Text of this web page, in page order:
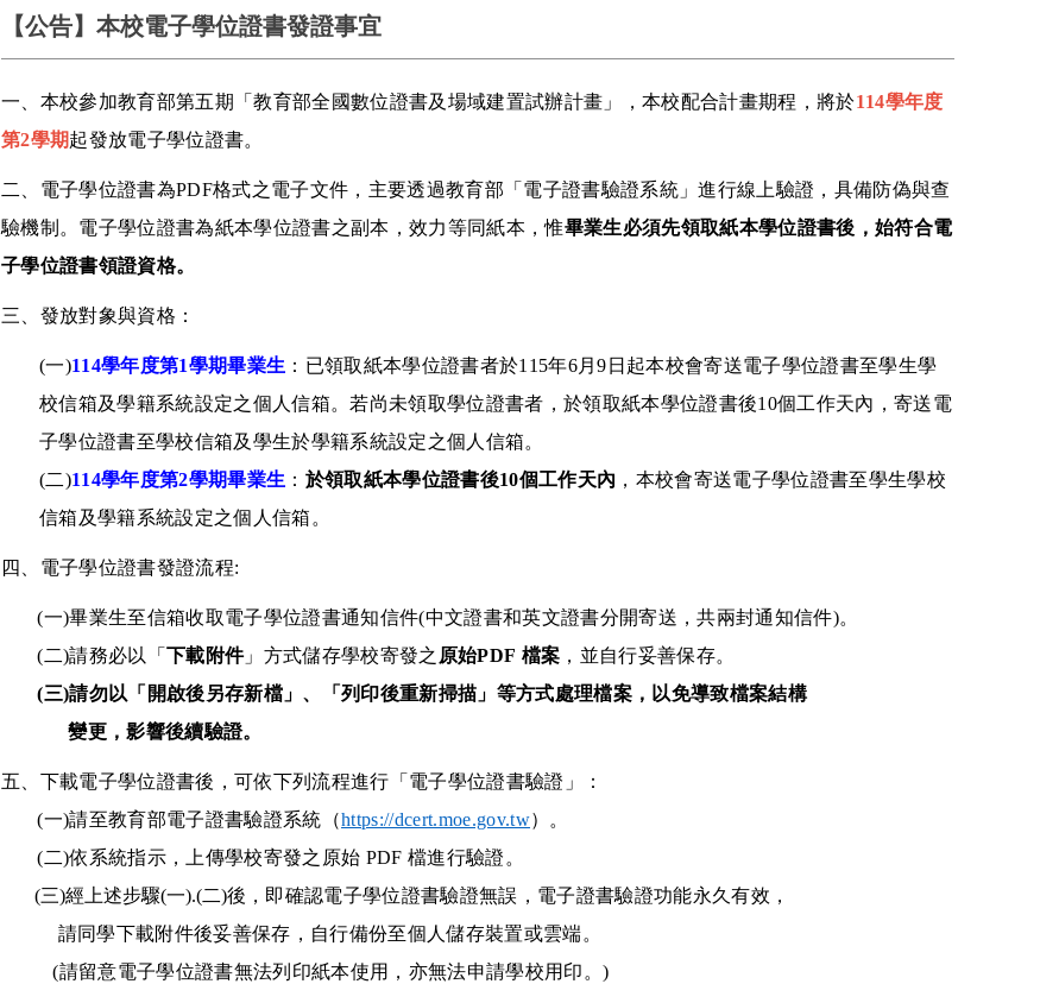
【公告】本校電子學位證書發證事宜
一、本校參加教育部第五期「教育部全國數位證書及場域建置試辦計畫」，本校配合計畫期程，將於114學年度
第2學期起發放電子學位證書。
二、電子學位證書為PDF格式之電子文件，主要透過教育部「電子證書驗證系統」進行線上驗證，具備防偽與查
驗機制。 電子學位證書為紙本學位證書之副本，效力等同紙本，惟畢業生必須先領取紙本學位證書後，始符合電
子學位證書領證資格。
三、發放對象與資格：
(一)114學年度第1學期畢業生 ： 已領取紙本學位證書者於115年6月9日起本校會寄送電子學位證書至學生學
校信箱及學籍系統設定之個人信箱。若尚未領取學位證書者，於領取紙本學位證書後10個工作天內，寄送電
子學位證書至學校信箱及學生於學籍系統設定之個人信箱。
(二)114學年度第2學期畢業生 ： 於領取紙本學位證書後10個工作天內 ， 本校會寄送電子學位證書至學生學校
信箱及學籍系統設定之個人信箱。
四、電子學位證書發證流程:
(一)畢業生至信箱收取電子學位證書通知信件(中文證書和英文證書分開寄送，共兩封通知信件)。
(二)請務必以「 下載附件」方式儲存學校寄發之 原始PDF 檔案 ，並自行妥善保存。
(三)請勿以「開啟後另存新檔」、「列印後重新掃描」等方式處理檔案，以免導致檔案結構
變更，影響後續驗證。
五、下載電子學位證書後，可依下列流程進行 「電子學位證書驗證」
：
(一)請至教育部電子證書驗證系統（https://dcert.moe.gov.tw）。
(二)依系統指示，上傳學校寄發之原始 PDF檔進行驗證。
(三)經上述步驟(一).(二)後 ，即確認電子學位證書驗證無誤， 電子證書驗證功能永久有效，
請同學下載附件後妥善保存，自行備份至個人儲存裝置或雲端。
(請留意電子學位證書無法列印紙本使用，亦無法申請學校用印。)